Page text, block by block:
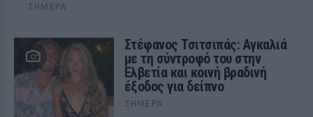
ΣΉΜΕΡΑ
Στέφανος Τσιτσιπάς: Αγκαλιά
με τη σύντροφό του στην
Ελβετία και κοινή βραδινή
έξοδος για δείπνο
ΣΉΜΕΡΑ